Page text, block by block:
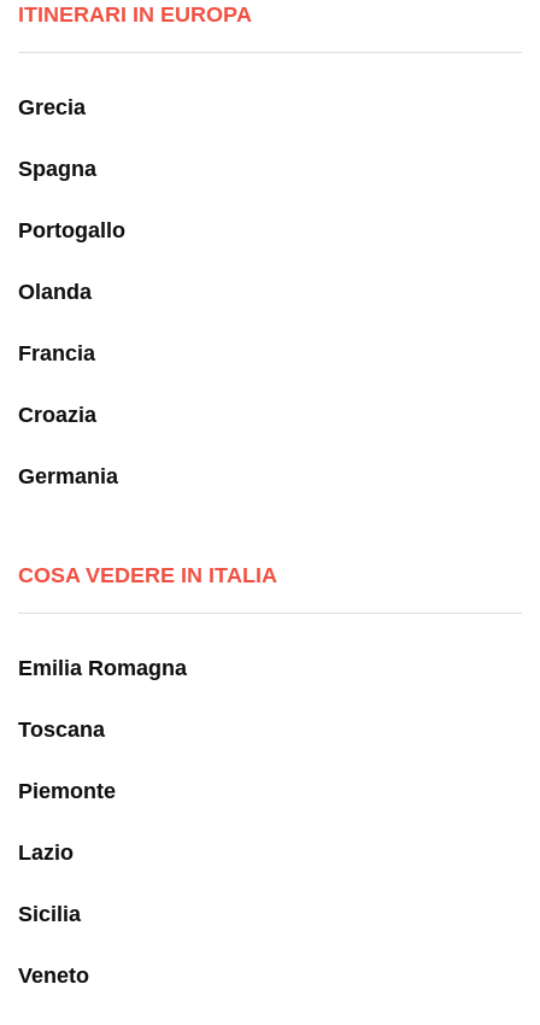
ITINERARI IN EUROPA
Grecia
Spagna
Portogallo
Olanda
Francia
Croazia
Germania
COSA VEDERE IN ITALIA
Emilia Romagna
Toscana
Piemonte
Lazio
Sicilia
Veneto